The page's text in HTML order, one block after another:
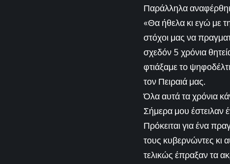
Παράλληλα
«Θα ήθελα κι εγώ με
στόχοι μας να
σχεδόν 5 χρόνια
φτιάξαμε το
τον Πειραιά μας.
Όλα αυτά τα χρόνια
Σήμερα μου έστειλαν
Πρόκειται για ένα
τους κυβερνώντες κι
τελικώς έπραξαν τα